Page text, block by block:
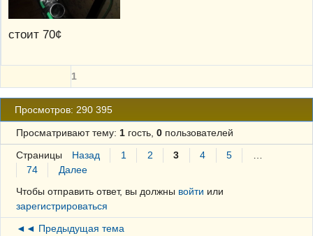
стоит 70¢
1
Просмотров: 290 395
Просматривают тему: 1гость, 0пользователей
Страницы Назад 1 2 3 4 5
74
Далее
Чтобы отправить ответ, вы должны войти или
зарегистрироваться
◄◄ Предыдущая тема